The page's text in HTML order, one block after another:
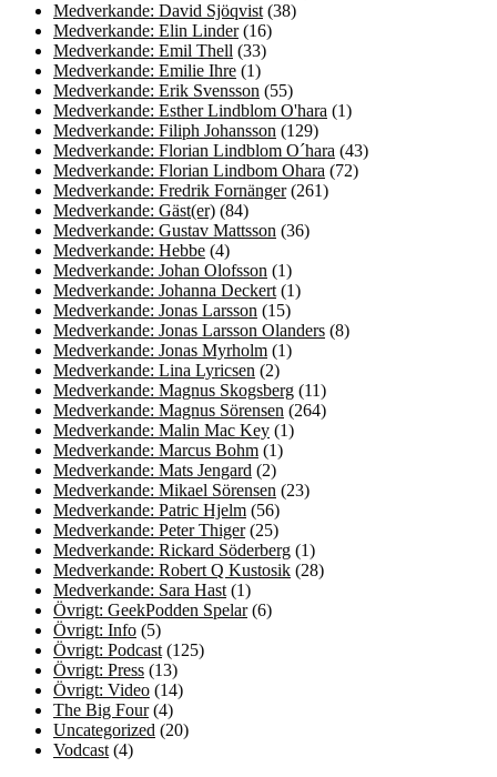
Medverkande: David Sjöqvist (38)
Medverkande: Elin Linder(16)
Medverkande: Emil Thell (33)
Medverkande: Emilie Ihre (1)
Medverkande: Erik Svensson (55)
Medverkande: Esther Lindblom O'hara (1)
Medverkande: Filiph Johansson (129)
Medverkande: Florian Lindblom O´hara (43)
Medverkande: Florian Lindbom Ohara (72)
Medverkande: Fredrik Fornänger(261)
Medverkande: Gäst(er) (84)
Medverkande: Gustav Mattsson (36)
Medverkande: Hebbe (4)
Medverkande: Johan Olofsson (1)
Medverkande: Johanna Deckert (1)
Medverkande: Jonas Larsson (15)
Medverkande: Jonas Larsson Olanders (8)
Medverkande: Jonas Myrholm (1)
Medverkande: Lina Lyricsen (2)
Medverkande: Magnus Skogsberg (11)
Medverkande: Magnus Sörensen (264)
Medverkande: Malin Mac Key (1)
Medverkande: Marcus Bohm (1)
Medverkande: Mats Jengard (2)
Medverkande: Mikael Sörensen (23)
Medverkande: Patric Hjelm (56)
Medverkande: Peter Thiger(25)
Medverkande: Rickard Söderberg (1)
Medverkande: Robert Q Kustosik (28)
Medverkande: Sara Hast (1)
Övrigt: GeekPodden Spelar(6)
Övrigt: Info (5)
Övrigt: Podcast (125)
Övrigt: Press (13)
Övrigt: Video (14)
The Big Four(4)
Uncategorized (20)
Vodcast (4)